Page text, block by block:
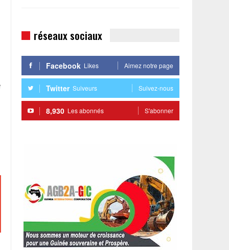
réseaux sociaux
Facebook Likes Aimez notre page
Twitter Suiveurs Suivez-nous
8,930 Les abonnés S'abonner